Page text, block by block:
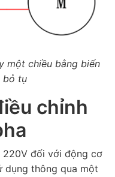
một chiều bằng biến
bỏ tụ
chỉnh
đối với động cơ
dụng thông qua một